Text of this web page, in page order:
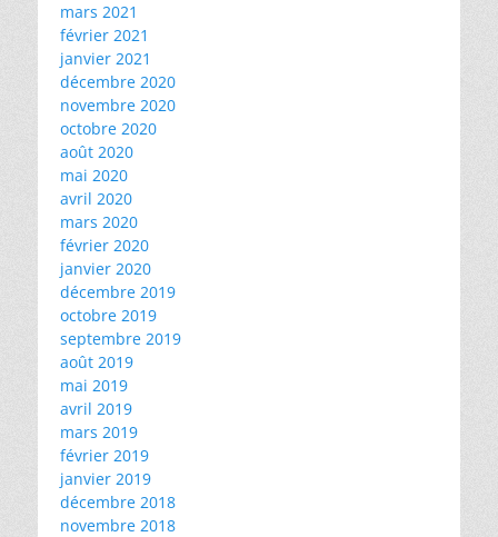
mars 2021
février 2021
janvier 2021
décembre 2020
novembre 2020
octobre 2020
août 2020
mai 2020
avril 2020
mars 2020
février 2020
janvier 2020
décembre 2019
octobre 2019
septembre 2019
août 2019
mai 2019
avril 2019
mars 2019
février 2019
janvier 2019
décembre 2018
novembre 2018